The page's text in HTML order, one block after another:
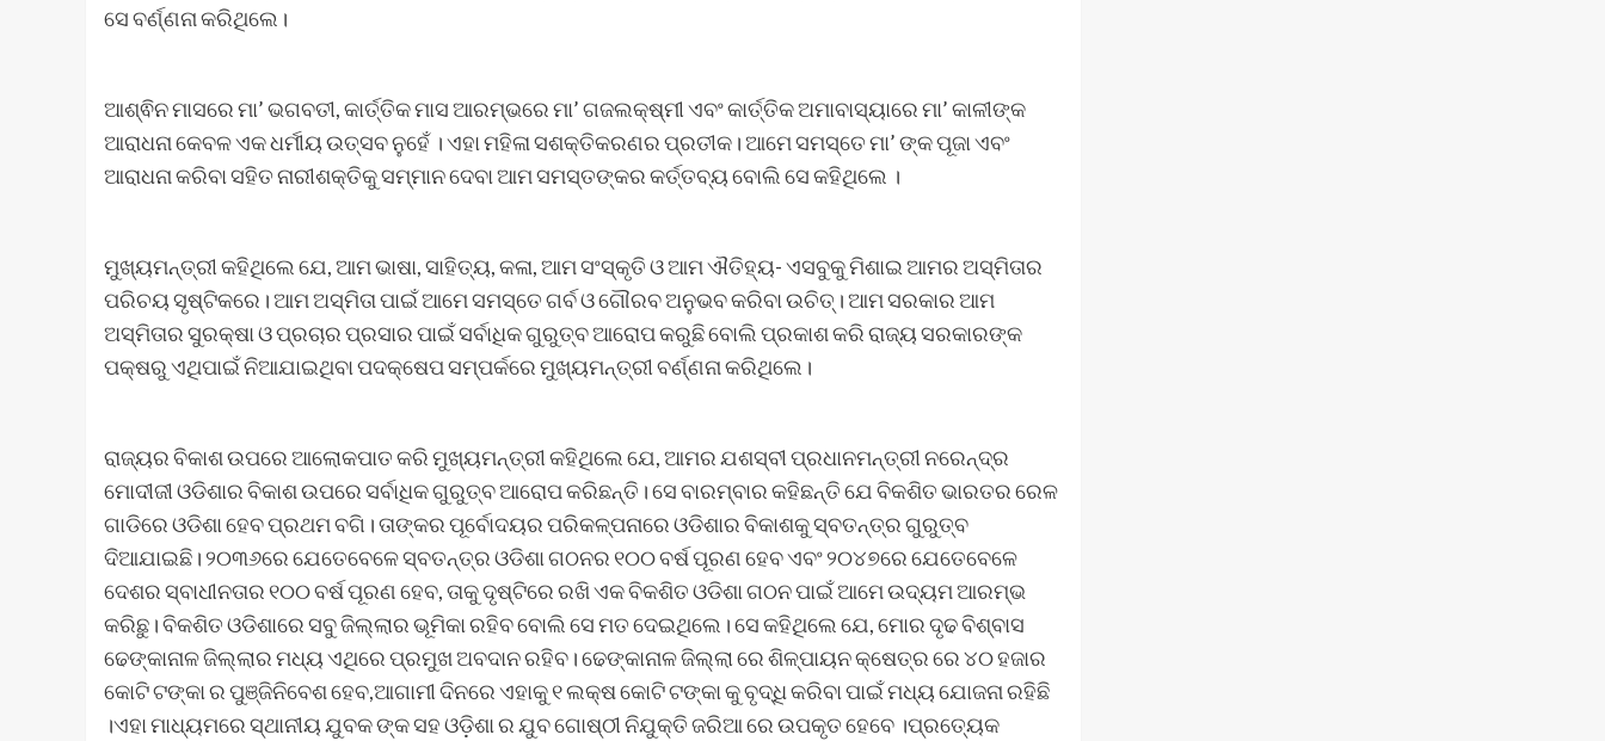
ସେ ବର୍ଣ୍ଣନା କରିଥିଲେ।
ଆଶ୍ଵିନ ମାସରେ ମା’ ଭଗବତୀ, କାର୍ତ୍ତିକ ମାସ ଆରମ୍ଭରେ ମା’ ଗଜଲକ୍ଷ୍ମୀ ଏବଂ କାର୍ତ୍ତିକ ଅମାବାସ୍ୟାରେ ମା’ କାଳୀଙ୍କ
ଆରାଧନା କେବଳ ଏକ ଧର୍ମୀୟ ଉତ୍ସବ ନୁହେଁ । ଏହା ମହିଳା ସଶକ୍ତିକରଣର ପ୍ରତୀକ। ଆମେ ସମସ୍ତେ ମା’ ଙ୍କ ପୂଜା ଏବଂ
ଆରାଧନା କରିବା ସହିତ ନାରୀଶକ୍ତିକୁ ସମ୍ମାନ ଦେବା ଆମ ସମସ୍ତଙ୍କର କର୍ତ୍ତବ୍ୟ ବୋଲି ସେ କହିଥିଲେ ।
ମୁଖ୍ୟମନ୍ତ୍ରୀ କହିଥିଲେ ଯେ, ଆମ ଭାଷା, ସାହିତ୍ୟ, କଳା, ଆମ ସଂସ୍କୃତି ଓ ଆମ ଐତିହ୍ୟ- ଏସବୁକୁ ମିଶାଇ ଆମର ଅସ୍ମିତାର
ପରିଚୟ ସୃଷ୍ଟିକରେ। ଆମ ଅସ୍ମିତା ପାଇଁ ଆମେ ସମସ୍ତେ ଗର୍ବ ଓ ଗୌରବ ଅନୁଭବ କରିବା ଉଚିତ୍। ଆମ ସରକାର ଆମ
ଅସ୍ମିତାର ସୁରକ୍ଷା ଓ ପ୍ରଚାର ପ୍ରସାର ପାଇଁ ସର୍ବାଧିକ ଗୁରୁତ୍ବ ଆରୋପ କରୁଛି ବୋଲି ପ୍ରକାଶ କରି ରାଜ୍ୟ ସରକାରଙ୍କ
ପକ୍ଷରୁ ଏଥିପାଇଁ ନିଆଯାଇଥିବା ପଦକ୍ଷେପ ସମ୍ପର୍କରେ ମୁଖ୍ୟମନ୍ତ୍ରୀ ବର୍ଣ୍ଣନା କରିଥିଲେ।
ରାଜ୍ୟର ବିକାଶ ଉପରେ ଆଲୋକପାତ କରି ମୁଖ୍ୟମନ୍ତ୍ରୀ କହିଥିଲେ ଯେ, ଆମର ଯଶସ୍ବୀ ପ୍ରଧାନମନ୍ତ୍ରୀ ନରେନ୍ଦ୍ର
ମୋଦୀଜୀ ଓଡିଶାର ବିକାଶ ଉପରେ ସର୍ବାଧିକ ଗୁରୁତ୍ବ ଆରୋପ କରିଛନ୍ତି। ସେ ବାରମ୍ବାର କହିଛନ୍ତି ଯେ ବିକଶିତ ଭାରତର ରେଳ
ଗାଡିରେ ଓଡିଶା ହେବ ପ୍ରଥମ ବଗି। ତାଙ୍କର ପୂର୍ବୋଦୟର ପରିକଳ୍ପନାରେ ଓଡିଶାର ବିକାଶକୁ ସ୍ବତନ୍ତ୍ର ଗୁରୁତ୍ବ
ଦିଆଯାଇଛି। ୨୦୩୬ରେ ଯେତେବେଳେ ସ୍ବତନ୍ତ୍ର ଓଡିଶା ଗଠନର ୧୦୦ ବର୍ଷ ପୂରଣ ହେବ ଏବଂ ୨୦୪୭ରେ ଯେତେବେଳେ
ଦେଶର ସ୍ବାଧୀନତାର ୧୦୦ ବର୍ଷ ପୂରଣ ହେବ, ତାକୁ ଦୃଷ୍ଟିରେ ରଖି ଏକ ବିକଶିତ ଓଡିଶା ଗଠନ ପାଇଁ ଆମେ ଉଦ୍ୟମ ଆରମ୍ଭ
କରିଛୁ। ବିକଶିତ ଓଡିଶାରେ ସବୁ ଜିଲ୍ଲାର ଭୂମିକା ରହିବ ବୋଲି ସେ ମତ ଦେଇଥିଲେ। ସେ କହିଥିଲେ ଯେ, ମୋର ଦୃଢ ବିଶ୍ବାସ
ଢେଙ୍କାନାଳ ଜିଲ୍ଲାର ମଧ୍ୟ ଏଥିରେ ପ୍ରମୁଖ ଅବଦାନ ରହିବ। ଢେଙ୍କାନାଳ ଜିଲ୍ଲା ରେ ଶିଳ୍ପାୟନ କ୍ଷେତ୍ର ରେ ୪୦ ହଜାର
କୋଟି ଟଙ୍କା ର ପୁଞ୍ଜିନିବେଶ ହେବ,ଆଗାମୀ ଦିନରେ ଏହାକୁ ୧ ଲକ୍ଷ କୋଟି ଟଙ୍କା କୁ ବୃଦ୍ଧି କରିବା ପାଇଁ ମଧ୍ୟ ଯୋଜନା ରହିଛି
।ଏହା ମାଧ୍ୟମରେ ସ୍ଥାନୀୟ ଯୁବକ ଙ୍କ ସହ ଓଡ଼ିଶା ର ଯୁବ ଗୋଷ୍ଠୀ ନିଯୁକ୍ତି ଜରିଆ ରେ ଉପକୃତ ହେବେ ।ପ୍ରତ୍ୟେକ